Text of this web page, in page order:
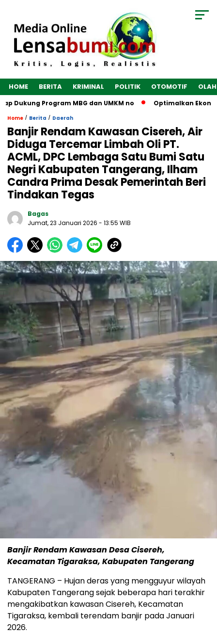
HOME BERITA KRIMINAL POLITIK OTOMOTIF
Program MBG dan UMKM no Optimalkan Ekonomi
Home / Berita / Daerah
Banjir Rendam Kawasan Cisereh, Air
Diduga Tercemar Limbah Oli PT.
ACML, DPC Lembaga Satu Bumi Satu
Negri Kabupaten Tangerang, Ilham
Candra Prima Desak Pemerintah Beri
Tindakan Tegas
Bagas
Jumat, 23 Januari 2026 - 13:55 WIB
Banjir Rendam Kawasan Desa Cisereh,
Kecamatan Tigaraksa, Kabupaten Tangerang
TANGERANG – Hujan deras yang mengguyur wilayah
Kabupaten Tangerang sejak beberapa hari terakhir
mengakibatkan kawasan Cisereh, Kecamatan
Tigaraksa, kembali terendam banjir pada Januari
2026.